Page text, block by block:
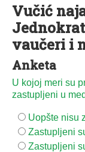
Vučić
vaučeri i
Anketa
U kojoj meri su
zastupljeni u
Uopšte nisu
Zastupljeni
Zastupljeni